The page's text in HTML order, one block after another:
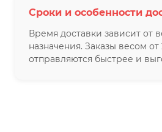
Сроки и особенности
Время доставки зависит от
назначения. Заказы весом от
отправляются быстрее и